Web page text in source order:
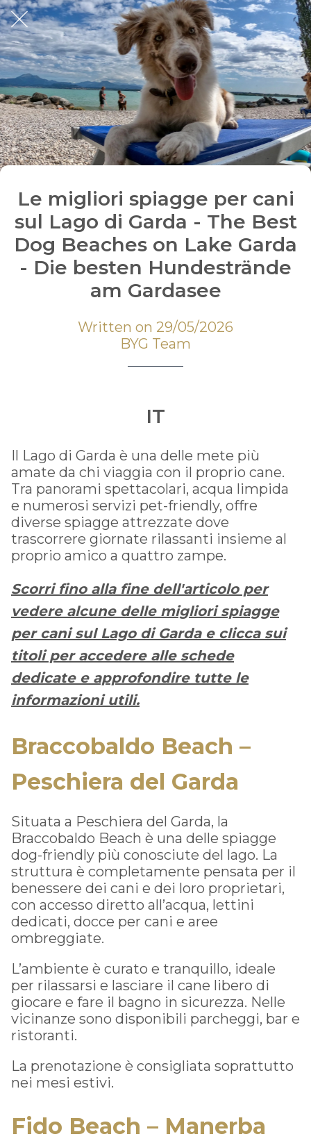
Le migliori spiagge per cani
sul Lago di Garda - The Best
Dog Beaches on Lake Garda
- Die besten Hundestrände
am Gardasee
Written on 29/05/2026
BYG Team
IT
Il Lago di Garda è una delle mete più
amate da chi viaggia con il proprio cane.
Tra panorami spettacolari, acqua limpida
e numerosi servizi pet-friendly, offre
diverse spiagge attrezzate dove
trascorrere giornate rilassanti insieme al
proprio amico a quattro zampe.
Scorri fino alla fine dell'articolo per
vedere alcune delle migliori spiagge
per cani sul Lago di Garda e clicca sui
titoli per accedere alle schede
dedicate e approfondire tutte le
informazioni utili.
Braccobaldo Beach –
Peschiera del Garda
Situata a Peschiera del Garda, la
Braccobaldo Beach è una delle spiagge
dog-friendly più conosciute del lago. La
struttura è completamente pensata per il
benessere dei cani e dei loro proprietari,
con accesso diretto all’acqua, lettini
dedicati, docce per cani e aree
ombreggiate.
L’ambiente è curato e tranquillo, ideale
per rilassarsi e lasciare il cane libero di
giocare e fare il bagno in sicurezza. Nelle
vicinanze sono disponibili parcheggi, bar e
ristoranti.
La prenotazione è consigliata soprattutto
nei mesi estivi.
Fido Beach – Manerba